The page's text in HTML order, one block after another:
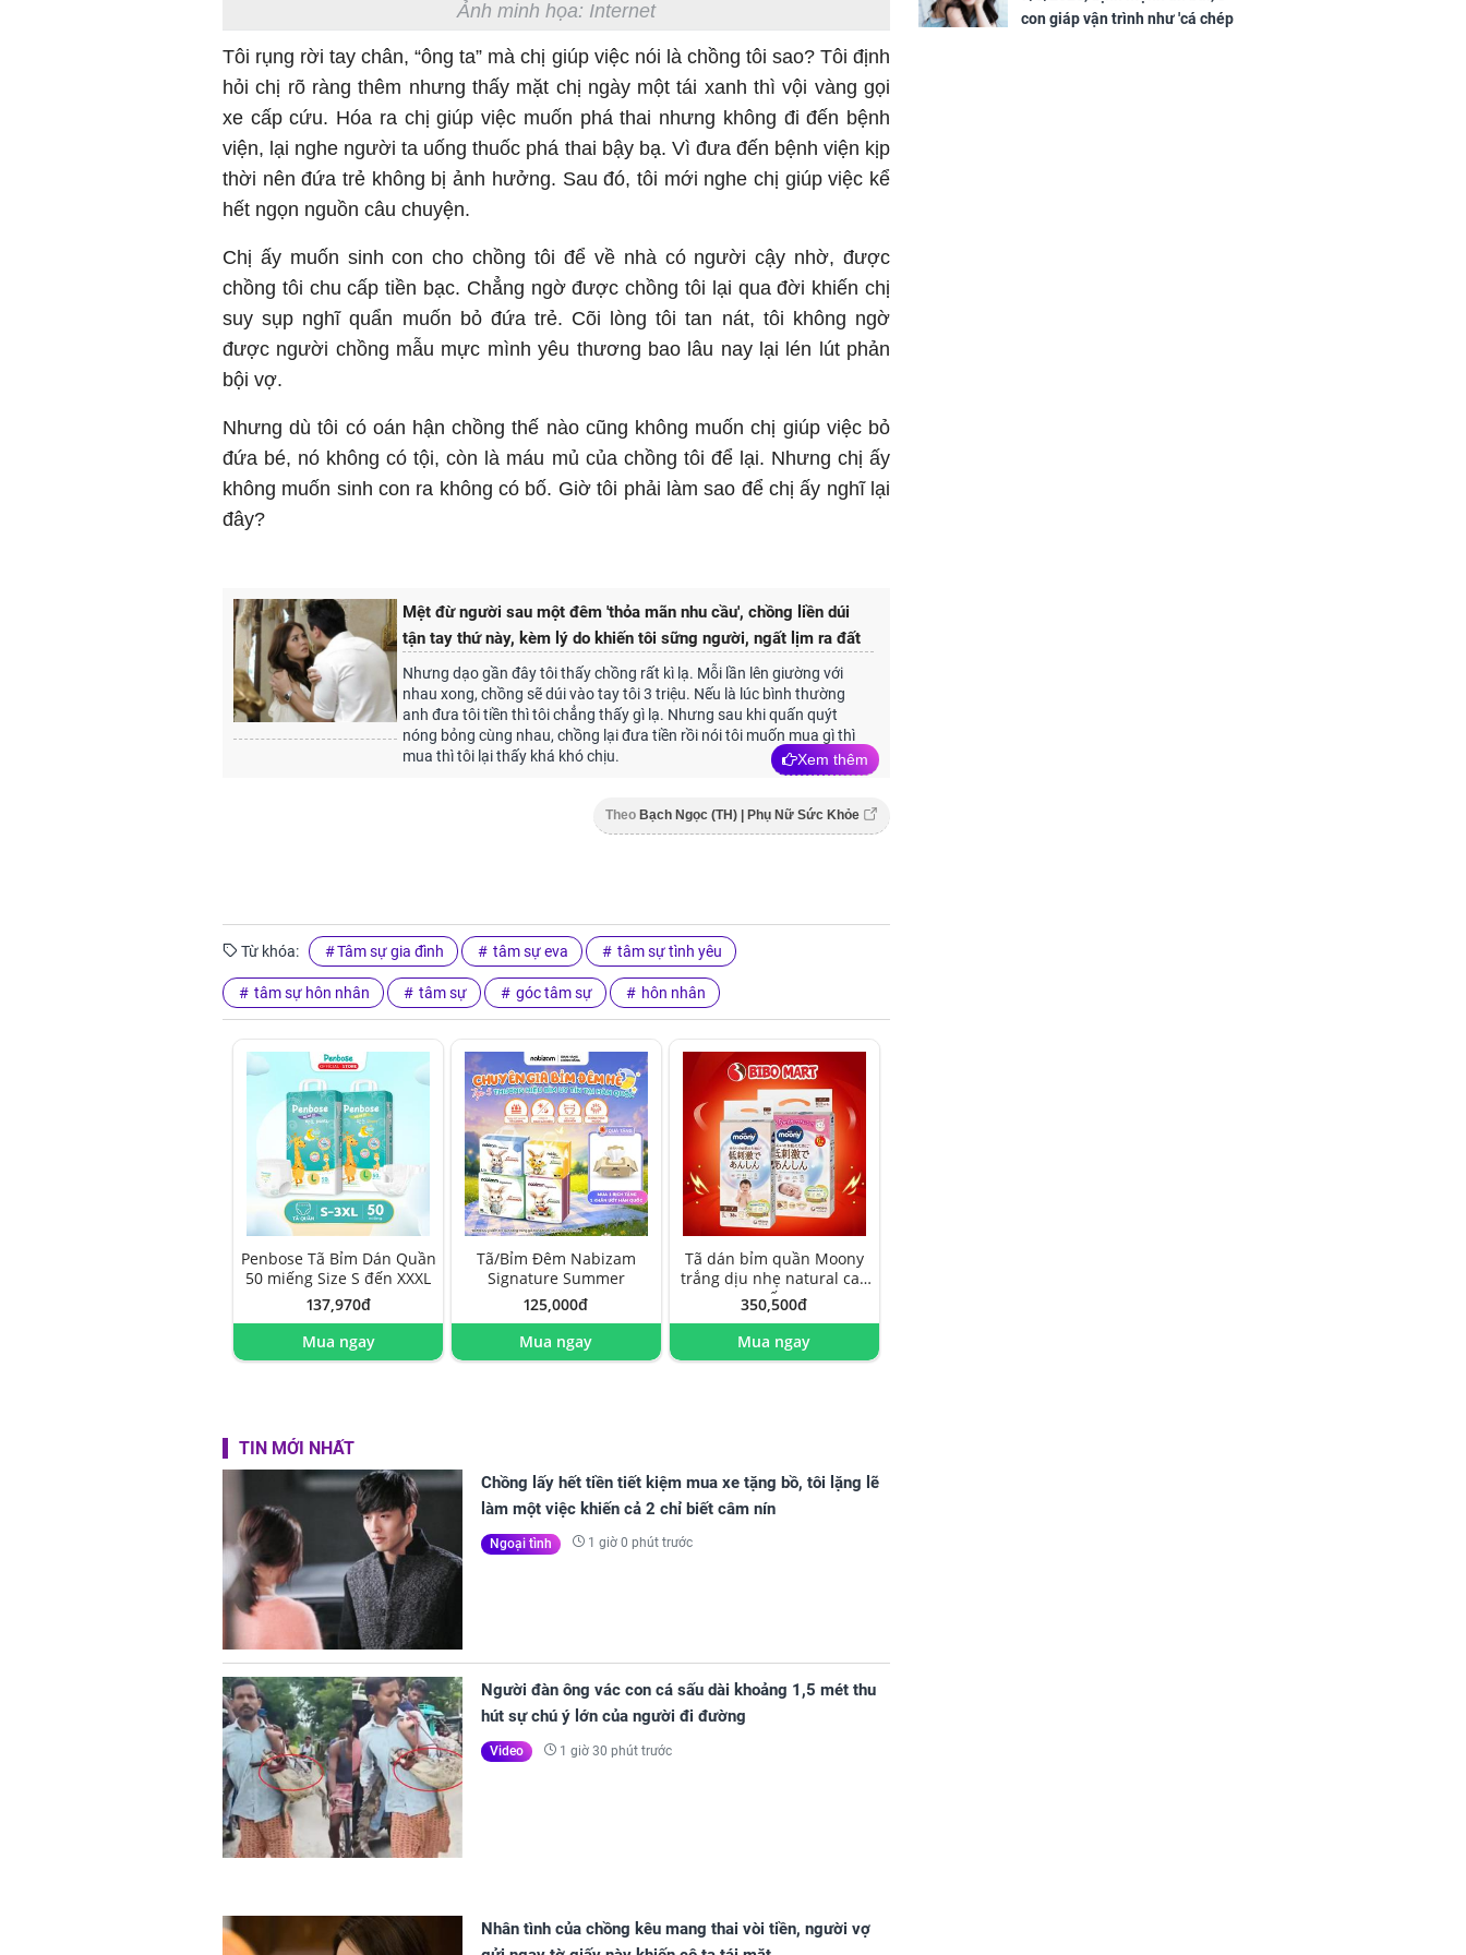
Ảnh minh họa: Internet
Tôi rụng rời tay chân, “ông ta” mà chị giúp việc nói là chồng tôi sao? Tôi định
hỏi chị rõ ràng thêm nhưng thấy mặt chị ngày một tái xanh thì vội vàng gọi
xe cấp cứu. Hóa ra chị giúp việc muốn phá thai nhưng không đi đến bệnh
viện, lại nghe người ta uống thuốc phá thai bậy bạ. Vì đưa đến bệnh viện kịp
thời nên đứa trẻ không bị ảnh hưởng. Sau đó, tôi mới nghe chị giúp việc kể
hết ngọn nguồn câu chuyện.
Chị ấy muốn sinh con cho chồng tôi để về nhà có người cậy nhờ, được
chồng tôi chu cấp tiền bạc. Chẳng ngờ được chồng tôi lại qua đời khiến chị
suy sụp nghĩ quẩn muốn bỏ đứa trẻ. Cõi lòng tôi tan nát, tôi không ngờ
được người chồng mẫu mực mình yêu thương bao lâu nay lại lén lút phản
bội vợ.
Nhưng dù tôi có oán hận chồng thế nào cũng không muốn chị giúp việc bỏ
đứa bé, nó không có tội, còn là máu mủ của chồng tôi để lại. Nhưng chị ấy
không muốn sinh con ra không có bố. Giờ tôi phải làm sao để chị ấy nghĩ lại
đây?
Mệt đừ người sau một đêm 'thỏa mãn nhu cầu', chồng liền dúi
tận tay thứ này, kèm lý do khiến tôi sững người, ngất lịm ra đất
Nhưng dạo gần đây tôi thấy chồng rất kì lạ. Mỗi lần lên giường với
nhau xong, chồng sẽ dúi vào tay tôi 3 triệu. Nếu là lúc bình thường
anh đưa tôi tiền thì tôi chẳng thấy gì lạ. Nhưng sau khi quấn quýt
nóng bỏng cùng nhau, chồng lại đưa tiền rồi nói tôi muốn mua gì thì
mua thì tôi lại thấy khá khó chịu.
Xem thêm
Theo Bạch Ngọc (TH) | Phụ Nữ Sức Khỏe
Từ khóa: Tâm sự gia đình tâm sự eva tâm sự tình yêu
tâm sự hôn nhân tâm sự góc tâm sự hôn nhân
Penbose Tã Bỉm Dán Quần
50 miếng Size S đến XXXL
137,970đ
Mua ngay
Tã/Bỉm Đêm Nabizam
Signature Summer
125,000đ
Mua ngay
Tã dán bỉm quần Moony
trắng dịu nhẹ natural cao
cấp
350,500đ
Mua ngay
TIN MỚI NHẤT
Chồng lấy hết tiền tiết kiệm mua xe tặng bồ, tôi lặng lẽ
làm một việc khiến cả 2 chỉ biết câm nín
Ngoại tình 1 giờ 0 phút trước
Người đàn ông vác con cá sấu dài khoảng 1,5 mét thu
hút sự chú ý lớn của người đi đường
Video 1 giờ 30 phút trước
Nhân tình của chồng kêu mang thai vòi tiền, người vợ
sung túc
con giáp vận trình như 'cá chép